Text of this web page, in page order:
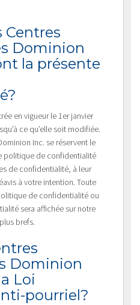
Centres
Dominion
la présente
en vigueur le 1er janvier
ce qu’elle soit modifiée.
Inc. se réservent le
politique de confidentialité
de confidentialité, à leur
à votre intention. Toute
de confidentialité ou
sera affichée sur notre
brefs.
Dominion
Loi
pourriel?